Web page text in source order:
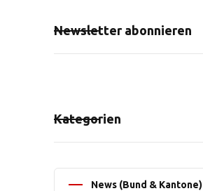
Newsletter abonnieren
Kategorien
News (Bund & Kantone)